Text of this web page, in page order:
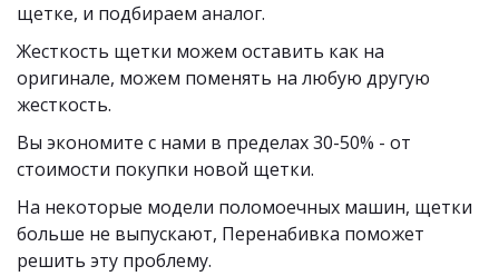
щетке, и подбираем аналог.
Жесткость щетки можем оставить как на
оригинале, можем поменять на любую другую
жесткость.
Вы экономите с нами в пределах 30-50% - от
стоимости покупки новой щетки.
На некоторые модели поломоечных машин, щетки
больше не выпускают, Перенабивка поможет
решить эту проблему.